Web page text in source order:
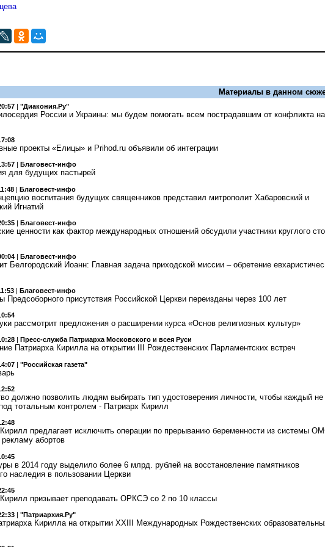
Материалы в данном
| "Диакония.Ру"
России и Украины: мы будем помогать всем пострадавшим от конфликта на
проекты «Елицы» и Prihod.ru объявили об интеграции
Благовест-инфо
для будущих пастырей
| Благовест-инфо
воспитания будущих священников представил митрополит Хабаровский и
Игнатий
| Благовест-инфо
ценности как фактор международных отношений обсудили участники круглого
Благовест-инфо
Белгородский Иоанн: Главная задача приходской миссии – обретение
| Благовест-инфо
Предсоборного присутствия Российской Церкви переизданы через 100 лет
рассмотрит предложения о расширении курса «Основ религиозных культур»
| Пресс-служба Патриарха Московского и всея Руси
Патриарха Кирилла на открытии III Рождественских Парламентских встреч
| "Российская газета"
должно позволить людям выбирать тип удостоверения личности, чтобы каждый не
тотальным контролем - Патриарх Кирилл
предлагает исключить операции по прерыванию беременности из системы
рекламу абортов
в 2014 году выделило более 6 млрд. рублей на восстановление памятников
наследия в пользовании Церкви
призывает преподавать ОРКСЭ со 2 по 10 классы
| "Патриархия.Ру"
Кирилла на открытии XXIII Международных Рождественских